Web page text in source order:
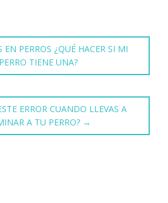
EN PERROS ¿QUÉ HACER SI MI
PERRO TIENE UNA?
ERROR CUANDO LLEVAS A
A TU PERRO? →